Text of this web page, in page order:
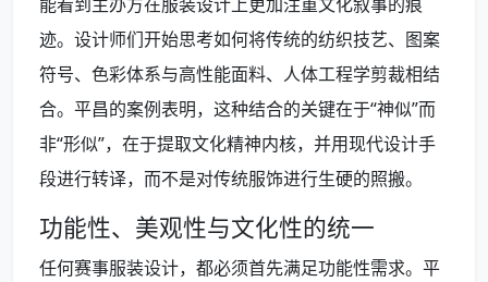
迹。设计师们开始思考如何将传统的纺织技艺、图案
符号、色彩体系与高性能面料、人体工程学剪裁相结
合。平昌的案例表明，这种结合的关键在于“神似”而
非“形似”，在于提取文化精神内核，并用现代设计手
段进行转译，而不是对传统服饰进行生硬的照搬。
功能性、美观性与文化性的统一
任何赛事服装设计，都必须首先满足功能性需求。平